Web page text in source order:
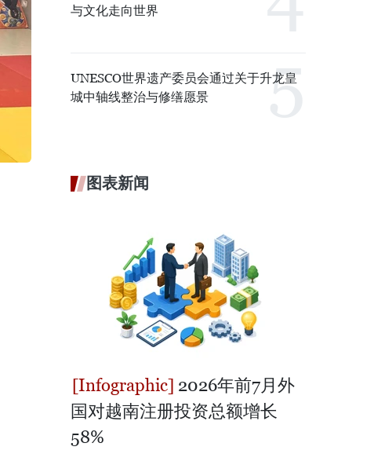
与文化走向世界
UNESCO世界遗产委员会通过关于升龙皇
城中轴线整治与修缮愿景
图表新闻
2026年前7月外
国对越南注册投资总额增长
58%